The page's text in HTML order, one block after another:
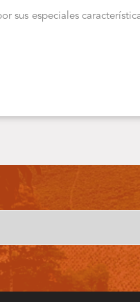
sus especiales